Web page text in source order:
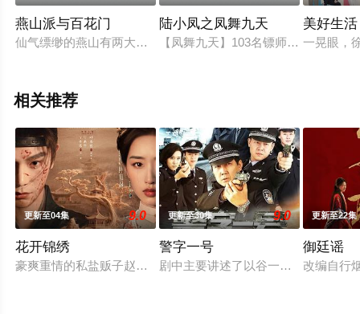
燕山派与百花门
仙气缥缈的燕山有两大门派，山顶的燕山派和山脚的百花门。山
陆小凤之凤舞九天
【凤舞九天】103名镖师和价值连城
美好生活
一晃眼，
相关推荐
更新至04集 9.0
花开锦绣
豪爽重情的私盐贩子赵凌虽出身草莽，却心怀壮志，他结识了遭
更新至30集 9.0
警字一号
剧中主要讲述了以谷一诚（李 崇霄
更新至22集
御廷谣
改编自行